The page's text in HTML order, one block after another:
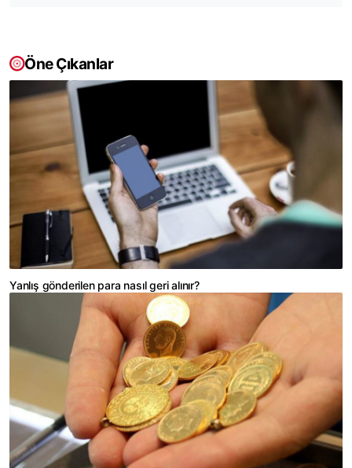
Öne Çıkanlar
Yanlış gönderilen para nasıl geri alınır?